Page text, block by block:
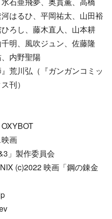
はるひ、平岡祐太、山田裕
ろし、藤木直人、山本耕
明、風吹ジュン、佐藤隆
内野聖陽
荒川弘（『ガンガンコミッ
刊）
画
」製作委員会
(c)2022 映画「鋼の錬金